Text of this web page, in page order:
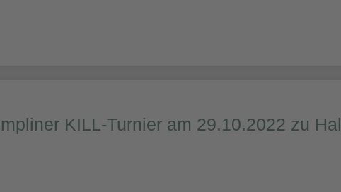
KILL-Turnier am 29.10.2022 zu